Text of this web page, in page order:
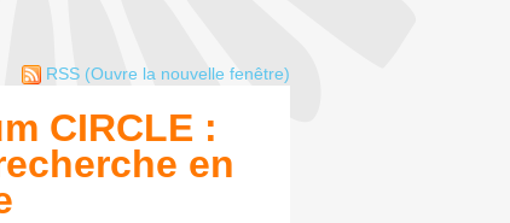
RSS (Ouvre la nouvelle fenêtre)
CIRCLE :
en